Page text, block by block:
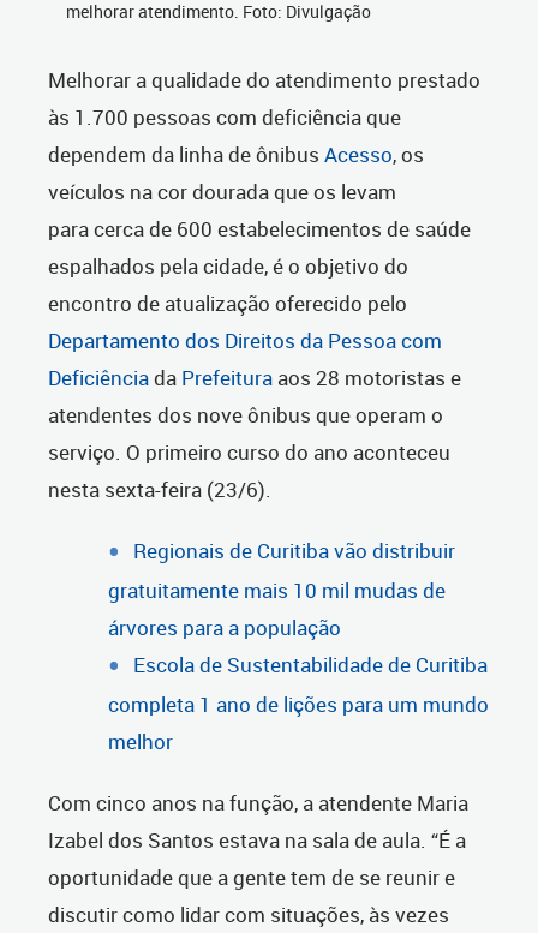
melhorar atendimento. Foto: Divulgação
Melhorar a qualidade do atendimento prestado
às 1.700 pessoas com deficiência que
dependem da linha de ônibus Acesso, os
veículos na cor dourada que os levam
para cerca de 600 estabelecimentos de saúde
espalhados pela cidade, é o objetivo do
encontro de atualização oferecido pelo
Departamento dos Direitos da Pessoa com
Deficiênciada Prefeitura aos 28 motoristas e
atendentes dos nove ônibus que operam o
serviço. O primeiro curso do ano aconteceu
nesta sexta-feira (23/6).
Regionais de Curitiba vão distribuir
gratuitamente mais 10 mil mudas de
árvores para a população
Escola de Sustentabilidade de Curitiba
completa 1 ano de lições para um mundo
melhor
Com cinco anos na função, a atendente Maria
Izabel dos Santos estava na sala de aula. “É a
oportunidade que a gente tem de se reunir e
discutir como lidar com situações, às vezes